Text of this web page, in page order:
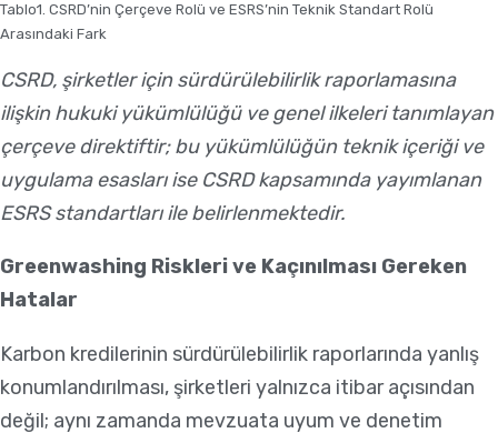
Tablo1. CSRD’nin Çerçeve Rolü ve ESRS’nin Teknik Standart Rolü
Arasındaki Fark
CSRD, şirketler için sürdürülebilirlik raporlamasına
ilişkin hukuki yükümlülüğü ve genel ilkeleri tanımlayan
çerçeve direktiftir; bu yükümlülüğün teknik içeriği ve
uygulama esasları ise CSRD kapsamında yayımlanan
ESRS standartları ile belirlenmektedir.
Greenwashing Riskleri ve Kaçınılması Gereken
Hatalar
Karbon kredilerinin sürdürülebilirlik raporlarında yanlış
konumlandırılması, şirketleri yalnızca itibar açısından
değil; aynı zamanda mevzuata uyum ve denetim